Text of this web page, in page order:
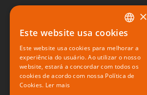
Restaurante digital
PORTUGUESE
ENGLISH
SPANISH
×
Este website usa cookies
Este website usa cookies para melhorar a
experiência do usuário. Ao utilizar o nosso
website, estará a concordar com todos os
cookies de acordo com nossa Política de
Cookies. Ler mais